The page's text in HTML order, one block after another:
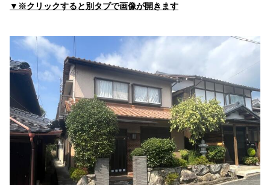
住所:兵庫県丹波市氷上町成松３７０ マップで見る
住所:兵庫県丹波市氷上町成松４６０−１ マップで見る
大森デンタルクリニック
住所: 兵庫県丹波市氷上町石生２５１４−１ マップで見る
小森獣医科病院
住所:兵庫県丹波市氷上町市辺２０７−１ マップで見る
ＪＡ丹波ひかみ 畜産センター・家畜診療所
住所:
兵庫県丹波市氷上町石生５５０ マップで見る
大塚病院前（バス）
▼※クリックすると別タブで画像が開きます